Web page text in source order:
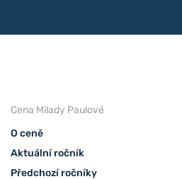
Cena Milady Paulové
O ceně
Aktuální ročník
Předchozí ročníky